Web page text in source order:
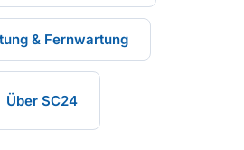
& Fernwartung
Über SC24